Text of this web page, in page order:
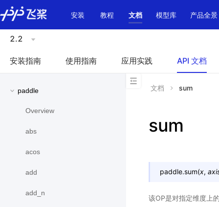
\u200E
安装
教程 文档 模型库 产品全景
2.2
安装指南 使用指南 应用实践 API 文档
paddle
Overview
abs
acos
add
add_n
文档 sum
sum
paddle.sum(x,
该OP是对指定维度上